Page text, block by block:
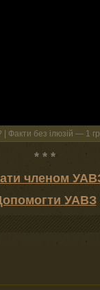
Факти без ілюзій — 1
* * *
членом
УАВЗ